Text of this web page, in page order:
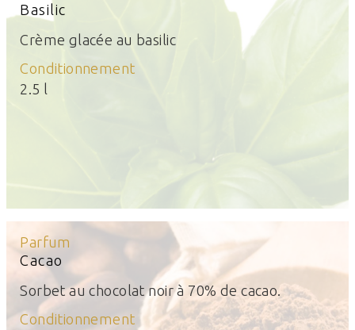
Basilic
Crème glacée au basilic
Conditionnement
2.5 l
Parfum
Cacao
Sorbet au chocolat noir à 70% de cacao.
Conditionnement